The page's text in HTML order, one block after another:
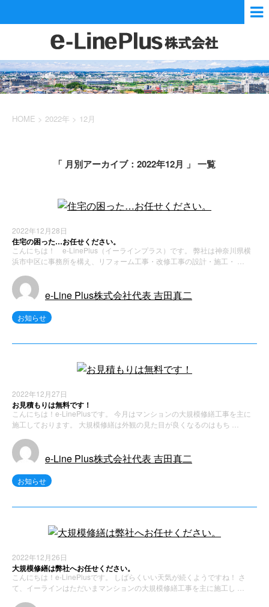
HOME > 2022年 > 12月
「 月別アーカイブ：2022年12月 」 一覧
2022年12月28日
住宅の困った…お任せください。
こんにちは！ e-LinePlus（イーラインプラス）です。 弊社は神奈川県横
浜市中区に事務所を構え、リフォーム工事・改修工事の設計・施工・ …
e-Line Plus株式会社代表 吉田真二
お知らせ
2022年12月27日
お見積もりは無料です！
こんにちは！e-LinePlusです。 今月はマンションの大規模修繕工事を主に
施工しております。 大規模修繕は外観の見た目が良くなるのはもち …
e-Line Plus株式会社代表 吉田真二
お知らせ
2022年12月26日
大規模修繕は弊社へお任せください。
こんにちは！e-LinePlusです。 しばらくいい天気が続くようですね！ さ
て、イーラインはただいまマンションの大規模修繕工事を主に施工し …